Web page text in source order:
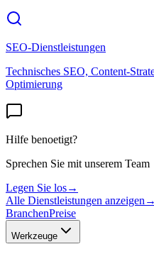
SEO-Dienstleistungen
Technisches SEO, Content-
Optimierung
Hilfe benoetigt?
Sprechen Sie mit unserem Team
Legen Sie los→
Alle Dienstleistungen anzeigen →
BranchenPreise
Werkzeuge